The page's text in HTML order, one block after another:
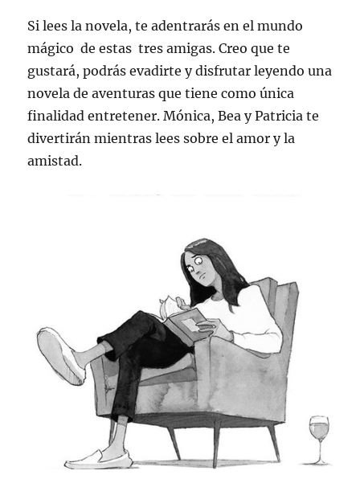
Si lees la novela, te adentrarás en el mundo
mágico de estas tres amigas. Creo que te
gustará, podrás evadirte y disfrutar leyendo una
novela de aventuras que tiene como única
finalidad entretener. Mónica, Bea y Patricia te
divertirán mientras lees sobre el amor y la
amistad.